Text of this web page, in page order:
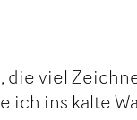
die viel
ich ins kalte